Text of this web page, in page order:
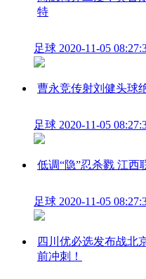
特
足球 2020-11-05
曹永竞传射刘健头球
足球 2020-11-05
低调“隐”忍杀戮 江西
足球 2020-11-05
四川优必选发布战北
前冲刺！